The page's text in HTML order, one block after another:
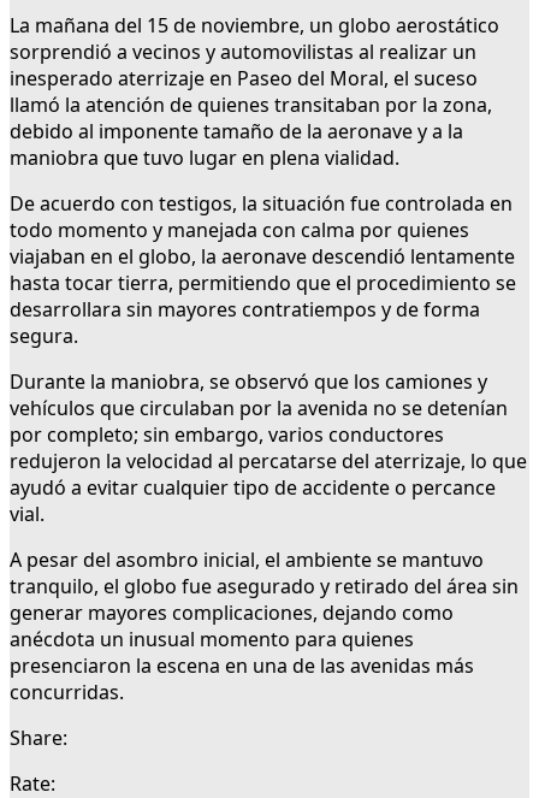
La mañana del 15 de noviembre, un globo aerostático
sorprendió a vecinos y automovilistas al realizar un
inesperado aterrizaje en Paseo del Moral, el suceso
llamó la atención de quienes transitaban por la zona,
debido al imponente tamaño de la aeronave y a la
maniobra que tuvo lugar en plena vialidad.
De acuerdo con testigos, la situación fue controlada en
todo momento y manejada con calma por quienes
viajaban en el globo, la aeronave descendió lentamente
hasta tocar tierra, permitiendo que el procedimiento se
desarrollara sin mayores contratiempos y de forma
segura.
Durante la maniobra, se observó que los camiones y
vehículos que circulaban por la avenida no se detenían
por completo; sin embargo, varios conductores
redujeron la velocidad al percatarse del aterrizaje, lo que
ayudó a evitar cualquier tipo de accidente o percance
vial.
A pesar del asombro inicial, el ambiente se mantuvo
tranquilo, el globo fue asegurado y retirado del área sin
generar mayores complicaciones, dejando como
anécdota un inusual momento para quienes
presenciaron la escena en una de las avenidas más
concurridas.
Share:
Rate: